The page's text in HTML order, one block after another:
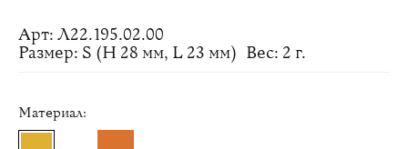
Арт: Л22.195.02.00
Размер: S (H 28 мм, L 23 мм) Вес: 2 г.
Материал: